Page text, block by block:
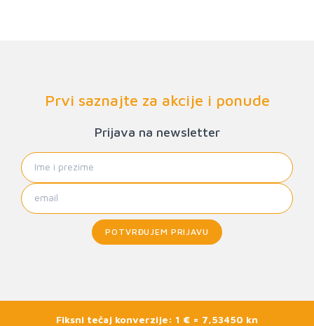
Prvi saznajte za akcije i ponude
Prijava na newsletter
POTVRĐUJEM PRIJAVU
Fiksni tečaj konverzije: 1 € = 7,53450 kn